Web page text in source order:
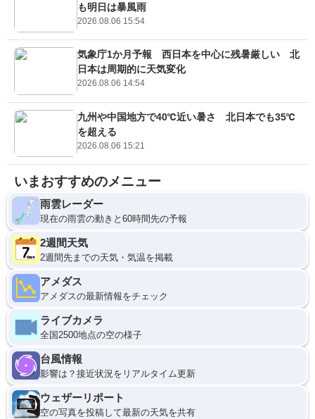
も明日は暴風雨
2026.08.06 15:54
気象庁1か月予報 西日本を中心に残暑厳しい 北
日本は周期的に天気変化
2026.08.06 14:54
九州や中国地方で40℃近い暑さ 北日本でも35℃
を超える
2026.08.06 15:21
いまおすすめのメニュー
雨雲レーダー
現在の雨雲の動きと60時間先の予報
2週間天気
2週間先までの天気・気温を掲載
アメダス
アメダスの最新情報をチェック
ライブカメラ
全国2500地点の空の様子
台風情報
影響は？接近状況をリアルタイム更新
ウェザーリポート
空の写真を投稿して最新の天気を共有